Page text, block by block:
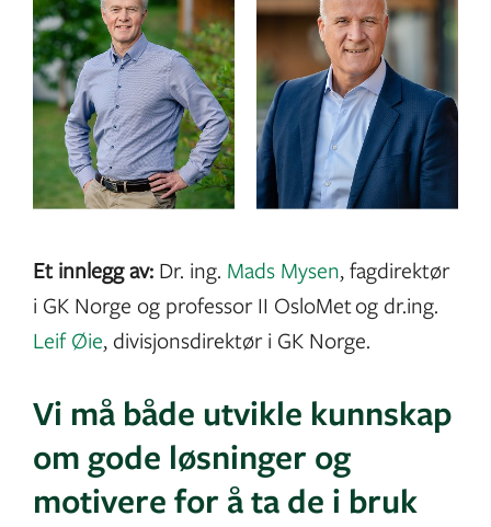
Et innlegg av: Dr. ing. Mads Mysen, fagdirektør
i GK Norge og professor II OsloMet og dr.ing.
Leif Øie, divisjonsdirektør i GK Norge.
Vi må både utvikle kunnskap
om gode løsninger og
motivere for å ta de i bruk